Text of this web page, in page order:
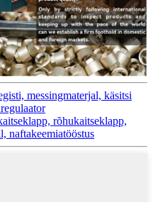
messingmaterjal, käsitsi
rõhukaitseklapp,
naftakeemiatööstus